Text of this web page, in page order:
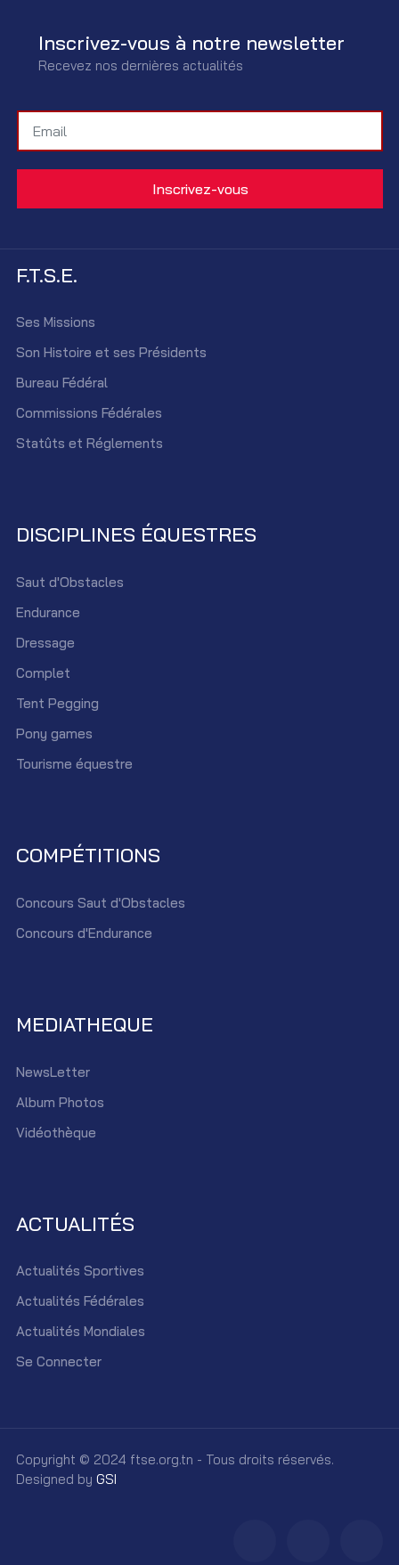
Inscrivez-vous à notre newsletter
Recevez nos dernières actualités
F.T.S.E.
Ses Missions
Son Histoire et ses Présidents
Bureau Fédéral
Commissions Fédérales
Statûts et Réglements
DISCIPLINES ÉQUESTRES
Saut d'Obstacles
Endurance
Dressage
Complet
Tent Pegging
Pony games
Tourisme équestre
COMPÉTITIONS
Concours Saut d'Obstacles
Concours d'Endurance
MEDIATHEQUE
NewsLetter
Album Photos
Vidéothèque
ACTUALITÉS
Actualités Sportives
Actualités Fédérales
Actualités Mondiales
Se Connecter
Copyright © 2024 ftse.org.tn - Tous droits réservés.
Designed by GSI